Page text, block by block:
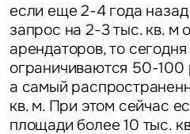
если еще 2-4 года
запрос на 2-3 тыс. кв. м
арендаторов, то
ограничиваются 50-
а самый
кв. м. При этом сейчас
площади более 10 тыс.